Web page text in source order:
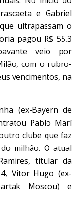
e Gabriel
ultrapassam o
pagou R$ 55,3
veio por
com o rubro-
vencimentos, na
(ex-Bayern de
Pablo Marí
clube que faz
milhão. O atual
titular da
Vitor Hugo (ex-
Moscou) e